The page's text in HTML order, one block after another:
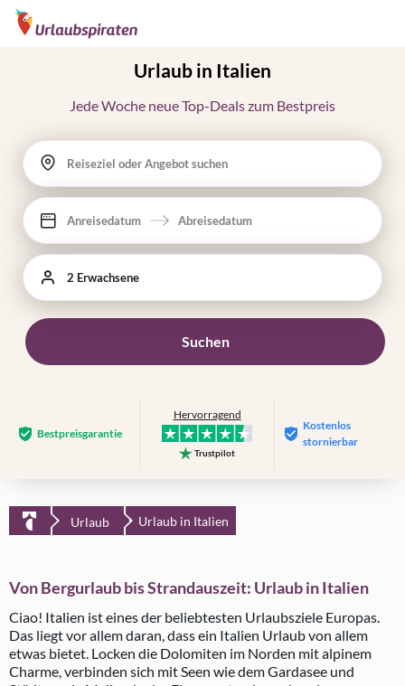
Urlaub in Italien
Jede Woche neue Top-Deals zum Bestpreis
Reiseziel oder Angebot suchen
Anreisedatum Abreisedatum
2 Erwachsene
Suchen
Bestpreis­garantie
Hervorragend
Trustpilot
Kostenlos
stornierbar
Urlaub Urlaub in Italien
Von Bergurlaub bis Strandauszeit: Urlaub in Italien
Ciao! Italien ist eines der beliebtesten Urlaubsziele Europas.
Das liegt vor allem daran, dass ein Italien Urlaub von allem
etwas bietet. Locken die Dolomiten im Norden mit alpinem
Charme, verbinden sich mit Seen wie dem Gardasee und